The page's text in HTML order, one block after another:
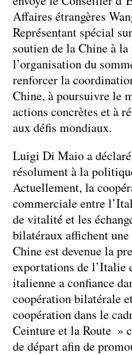
Affaires étrangères
Représentant spécial
soutien de la Chine à
l’organisation du
renforcer la
Chine, à poursuivre le
actions concrètes et à
aux défis mondiaux.
Luigi Di Maio a
résolument à la
Actuellement, la
commerciale entre
de vitalité et les
bilatéraux affichent
Chine est devenue la
exportations de l’Italie
italienne a confiance
coopération bilatérale
coopération dans le
Ceinture et la Route »
de départ afin de